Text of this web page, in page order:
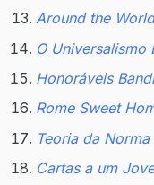
Around the
O Universalismo
Honoráveis
Rome Sweet
Teoria da
Cartas a um